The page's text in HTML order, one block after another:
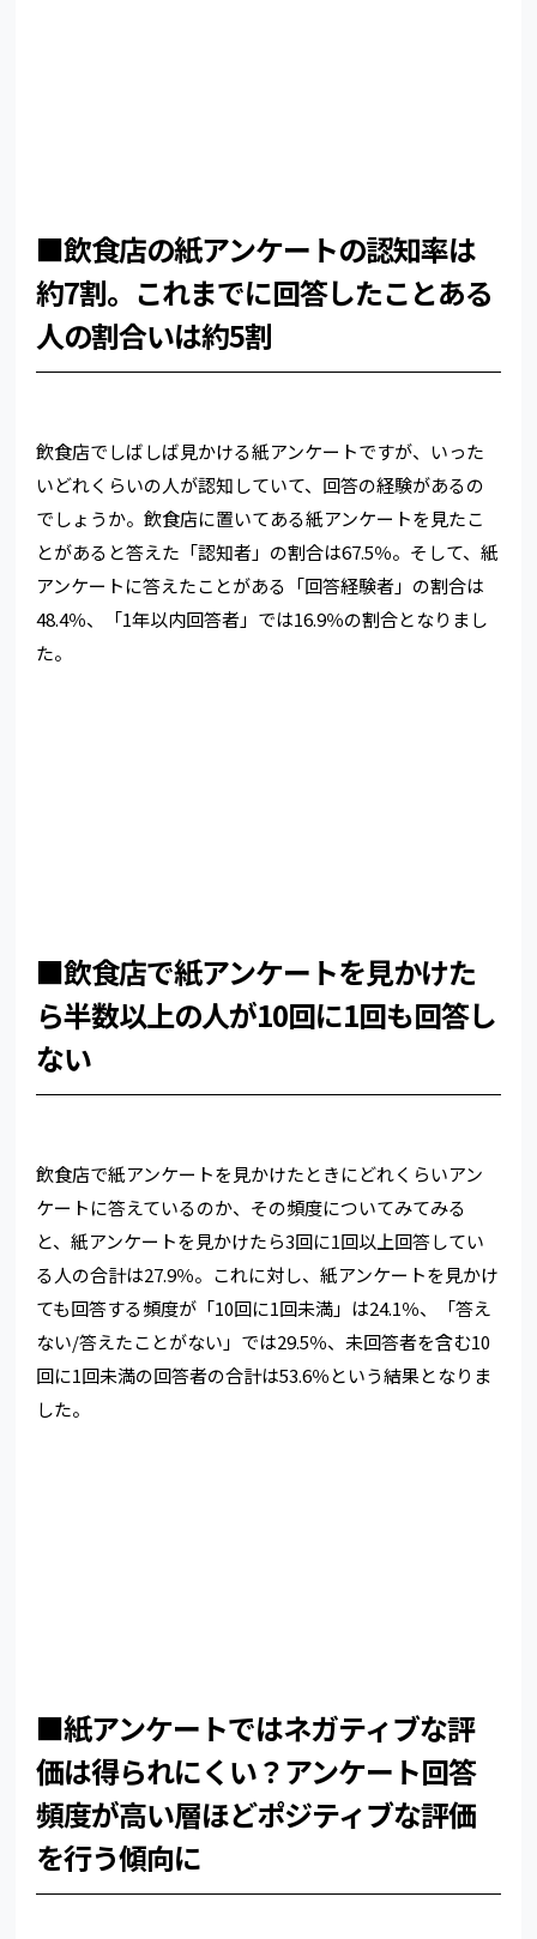
■飲食店の紙アンケートの認知率は
約7割。これまでに回答したことある
人の割合いは約5割
飲食店でしばしば見かける紙アンケートですが、いった
いどれくらいの人が認知していて、回答の経験があるの
でしょうか。飲食店に置いてある紙アンケートを見たこ
とがあると答えた「認知者」の割合は67.5％。そして、紙
アンケートに答えたことがある「回答経験者」の割合は
48.4％、「1年以内回答者」では16.9％の割合となりまし
た。
■飲食店で紙アンケートを見かけた
ら半数以上の人が10回に1回も回答し
ない
飲食店で紙アンケートを見かけたときにどれくらいアン
ケートに答えているのか、その頻度についてみてみる
と、紙アンケートを見かけたら3回に1回以上回答してい
る人の合計は27.9％。これに対し、紙アンケートを見かけ
ても回答する頻度が「10回に1回未満」は24.1％、「答え
ない/答えたことがない」では29.5％、未回答者を含む10
回に1回未満の回答者の合計は53.6％という結果となりま
した。
■紙アンケートではネガティブな評
価は得られにくい？アンケート回答
頻度が高い層ほどポジティブな評価
を行う傾向に